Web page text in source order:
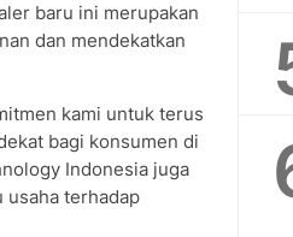
baru ini merupakan
dan mendekatkan
kami untuk terus
bagi konsumen di
Indonesia juga
usaha terhadap